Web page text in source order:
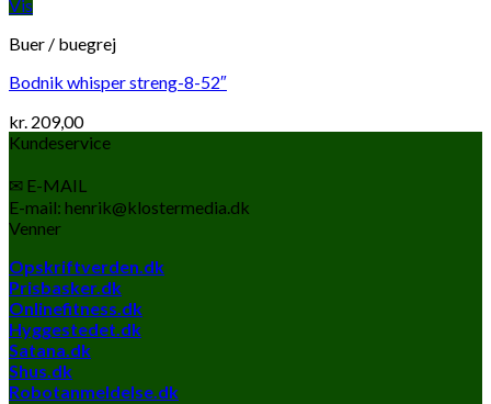
Vis
Buer / buegrej
Bodnik whisper streng-8-52″
kr. 209,00
Kundeservice
✉ E-MAIL
E-mail: henrik@klostermedia.dk
Venner
Opskriftverden.dk
Prisbasker.dk
Onlinefitness.dk
Hyggestedet.dk
Satana.dk
Shus.dk
Robotanmeldelse.dk